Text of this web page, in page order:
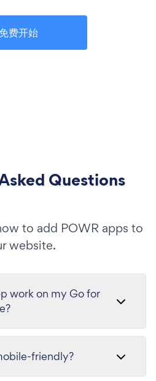
免费开始
Questions
to add POWR apps to
website.
work on my Go for
friendly?